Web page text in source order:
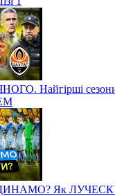
Найгірші
ДИНАМО? Як ЛУЧЕСКУ